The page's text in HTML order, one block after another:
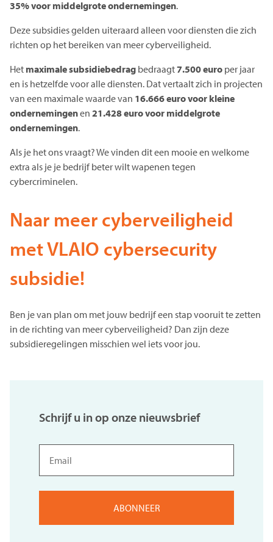
35% voor middelgrote ondernemingen.
Deze subsidies gelden uiteraard alleen voor diensten die zich
richten op het bereiken van meer cyberveiligheid.
Het maximale subsidiebedrag bedraagt7.500 euro per jaar
en is hetzelfde voor alle diensten. Dat vertaalt zich in projecten
van een maximale waarde van 16.666 euro voor kleine
ondernemingenen 21.428 euro voor middelgrote
ondernemingen.
Als je het ons vraagt? We vinden dit een mooie en welkome
extra als je je bedrijf beter wilt wapenen tegen
cybercriminelen.
Naar meer cyberveiligheid
met VLAIO cybersecurity
subsidie!
Ben je van plan om met jouw bedrijf een stap vooruit te zetten
in de richting van meer cyberveiligheid? Dan zijn deze
subsidieregelingen misschien wel iets voor jou.
Schrijf u in op onze nieuwsbrief